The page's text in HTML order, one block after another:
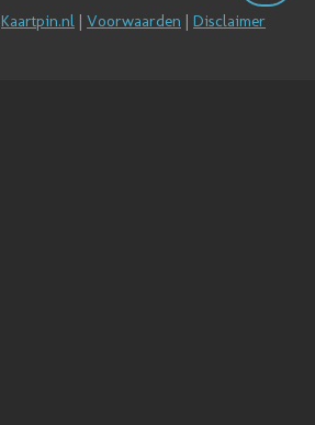
Kaartpin.nl | Voorwaarden | Disclaimer